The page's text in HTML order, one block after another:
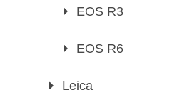
EOS R3
EOS R6
Leica